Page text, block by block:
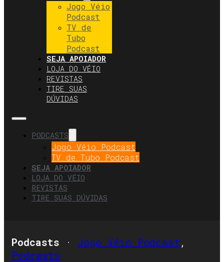
Jogo Véio
Podcast
TV de
Tubo
Podcast
SEJA APOIADOR
LOJA DO VÉIO
REVISTAS
TIRE SUAS
DÚVIDAS
PODCASTS
Jogo Véio Podcast
TV de Tubo Podcast
SEJA APOIADOR
LOJA DO VÉIO
REVISTAS
TIRE SUAS DÚVIDAS
Podcasts · Jogo Véio Podcast,
Podcasts